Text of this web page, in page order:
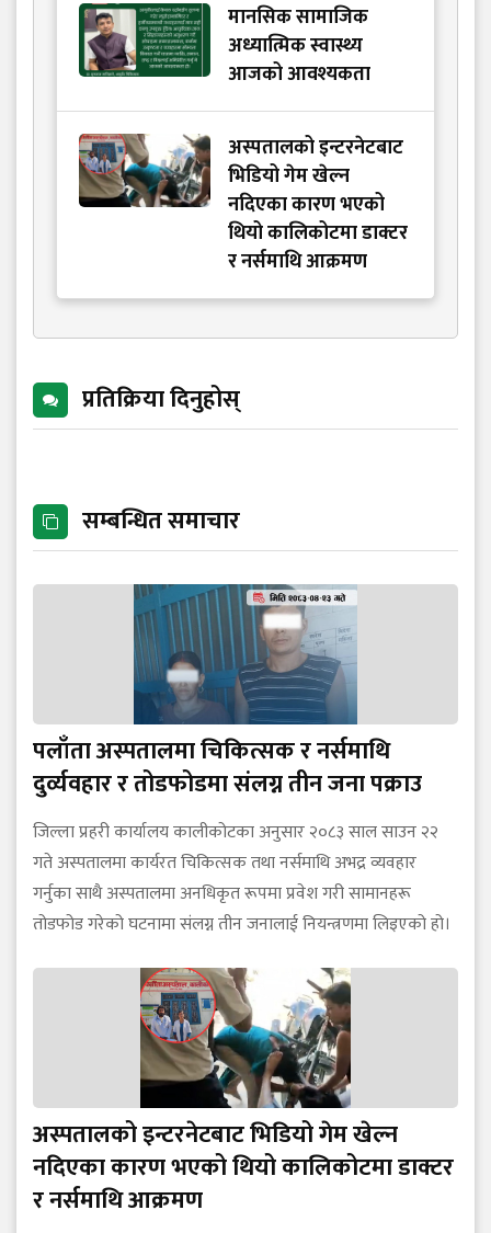
मानसिक सामाजिक
अध्यात्मिक स्वास्थ्य
आजको आवश्यकता
अस्पतालको इन्टरनेटबाट
भिडियो गेम खेल्न
नदिएका कारण भएको
थियो कालिकोटमा डाक्टर
र नर्समाथि आक्रमण
प्रतिक्रिया दिनुहोस्
सम्बन्धित समाचार
पलाँता अस्पतालमा चिकित्सक र नर्समाथि
दुर्व्यवहार र तोडफोडमा संलग्न तीन जना पक्राउ
जिल्ला प्रहरी कार्यालय कालीकोटका अनुसार २०८३ साल साउन २२
गते अस्पतालमा कार्यरत चिकित्सक तथा नर्समाथि अभद्र व्यवहार
गर्नुका साथै अस्पतालमा अनधिकृत रूपमा प्रवेश गरी सामानहरू
तोडफोड गरेको घटनामा संलग्न तीन जनालाई नियन्त्रणमा लिइएको हो।
अस्पतालको इन्टरनेटबाट भिडियो गेम खेल्न
नदिएका कारण भएको थियो कालिकोटमा डाक्टर
र नर्समाथि आक्रमण